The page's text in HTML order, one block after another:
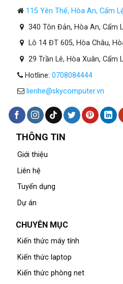
115 Yên Thế, Hòa An, Cẩm
340 Tôn Đản, Hòa An, Cẩm
Lô 14 ĐT 605, Hòa Châu,
29 Trần Lê, Hòa Xuân, Cẩm
Hotline: 0708084444
lienhe@skycomputer.vn
THÔNG TIN
Giới thiệu
Liên hệ
Tuyển dụng
Dự án
CHUYÊN MỤC
Kiến thức máy tính
Kiến thức laptop
Kiến thức phòng net